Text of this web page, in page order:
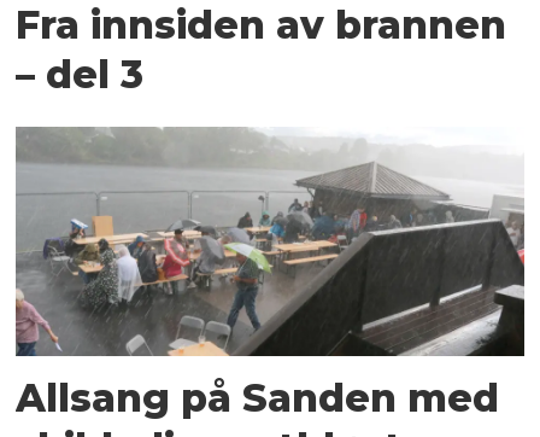
Fra innsiden av brannen
– del 3
Allsang på Sanden med